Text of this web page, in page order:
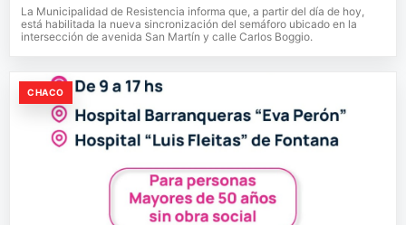
La Municipalidad de Resistencia informa que, a partir del día de hoy,
está habilitada la nueva sincronización del semáforo ubicado en la
intersección de avenida San Martín y calle Carlos Boggio.
CHACO